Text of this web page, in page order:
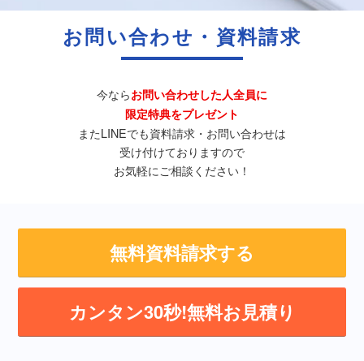
お問い合わせ・資料請求
今ならお問い合わせした人全員に
限定特典をプレゼント
またLINEでも資料請求・お問い合わせは
受け付けておりますので
お気軽にご相談ください！
無料資料請求する
カンタン30秒!無料お見積り